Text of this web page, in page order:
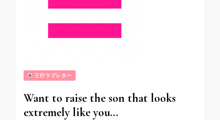
三行ラブレター
Want to raise the son that looks
extremely like you…